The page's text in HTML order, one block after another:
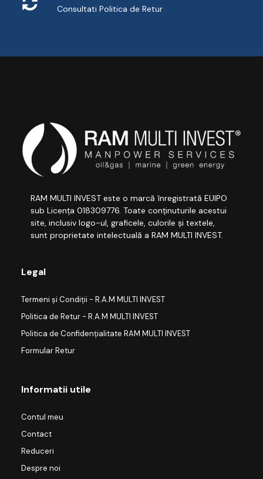
Consultati Politica de Retur
RAM MULTI INVEST este o marcă înregistrată EUIPO
sub Licența 018309776. Toate conținuturile acestui
site, inclusiv logo-ul, graficele, culorile și textele,
sunt proprietate intelectuală a RAM MULTI INVEST.
Legal
Termeni și Condiții - R.A.M MULTI INVEST
Politica de Retur - R.A.M MULTI INVEST
Politica de Confidențialitate RAM MULTI INVEST
Formular Retur
Informatii utile
Contul meu
Contact
Reduceri
Despre noi